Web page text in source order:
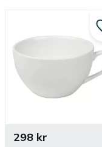
i favoriter
298kr